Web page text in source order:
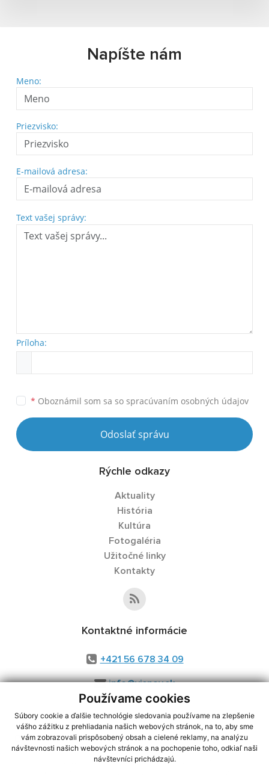
Používame cookies
Súbory cookie a ďalšie technológie sledovania používame na zlepšenie
vášho zážitku z prehliadania našich webových stránok, na to, aby sme
vám zobrazovali prispôsobený obsah a cielené reklamy, na analýzu
návštevnosti našich webových stránok a na pochopenie toho, odkiaľ naši
návštevníci prichádzajú.
Napíšte nám
Meno:
Priezvisko:
E-mailová adresa:
Text vašej správy:
Príloha:
* Oboznámil som sa so spracúvaním osobných údajov
Odoslať správu
Rýchle odkazy
Aktuality
História
Kultúra
Fotogaléria
Užitočné linky
Kontakty
Kontaktné informácie
+421 56 678 34 09
info@visnov.sk
využite možnosť získavania aktuálnych informácií s využitím RSS
CMS systém (redakčný) systém ECHELON 2,Mapa stránok,web portál
webex.digital, s.r.o.,domény,registrácia domény